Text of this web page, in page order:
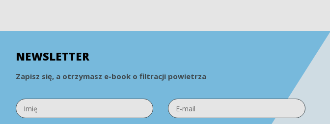
NEWSLETTER
Zapisz się, a otrzymasz e-book o filtracji powietrza